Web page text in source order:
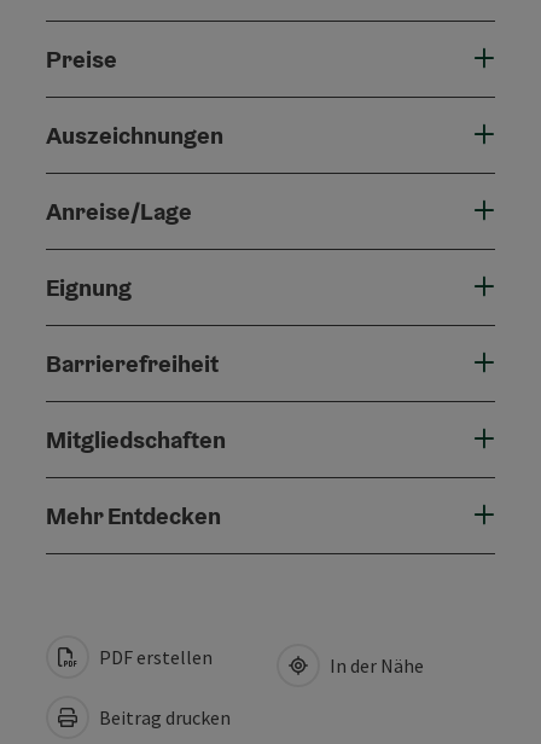
Preise
Auszeichnungen
Anreise/Lage
Eignung
Barrierefreiheit
Mitgliedschaften
Mehr Entdecken
PDF erstellen
Beitrag drucken
In der Nähe